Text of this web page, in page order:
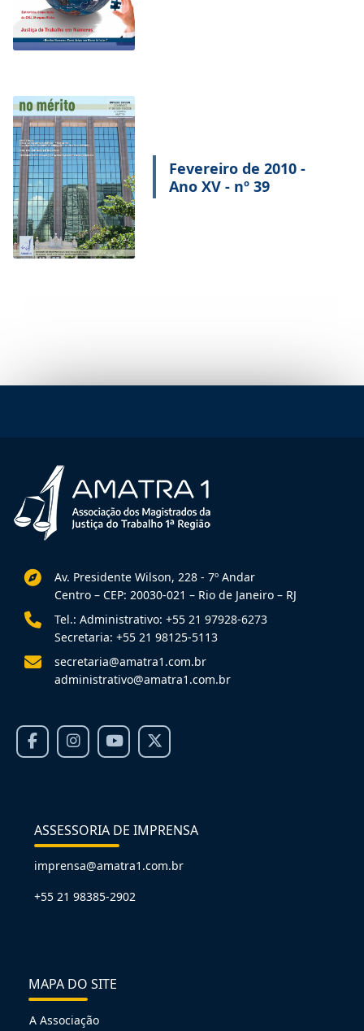
Fevereiro de 2010 -
Ano XV - nº 39
Av. Presidente Wilson, 228 - 7º Andar
Centro – CEP: 20030-021 – Rio de Janeiro – RJ
Tel.: Administrativo: +55 21 97928-6273
Secretaria: +55 21 98125-5113
secretaria@amatra1.com.br
administrativo@amatra1.com.br
ASSESSORIA DE IMPRENSA
imprensa@amatra1.com.br
+55 21 98385-2902
MAPA DO SITE
A Associação